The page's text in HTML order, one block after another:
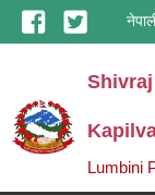
Skip to main content
Lumbini